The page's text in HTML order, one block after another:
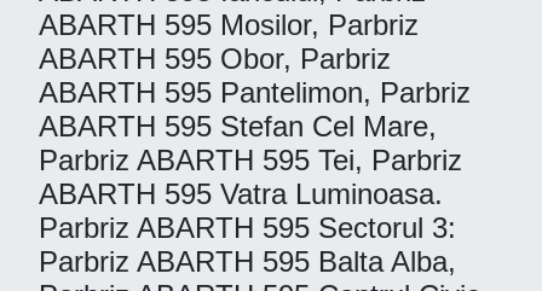
ABARTH 595 Mosilor, Parbriz
ABARTH 595 Obor, Parbriz
ABARTH 595 Pantelimon, Parbriz
ABARTH 595 Stefan Cel Mare,
Parbriz ABARTH 595 Tei, Parbriz
ABARTH 595 Vatra Luminoasa.
Parbriz ABARTH 595 Sectorul 3:
Parbriz ABARTH 595 Balta Alba,